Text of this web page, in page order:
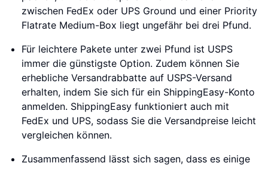
zwischen FedEx oder UPS Ground und einer Priority
Flatrate Medium-Box liegt ungefähr bei drei Pfund.
Für leichtere Pakete unter zwei Pfund ist USPS
immer die günstigste Option. Zudem können Sie
erhebliche Versandrabbatte auf USPS-Versand
erhalten, indem Sie sich für ein ShippingEasy-Konto
anmelden. ShippingEasy funktioniert auch mit
FedEx und UPS, sodass Sie die Versandpreise leicht
vergleichen können.
Zusammenfassend lässt sich sagen, dass es einige